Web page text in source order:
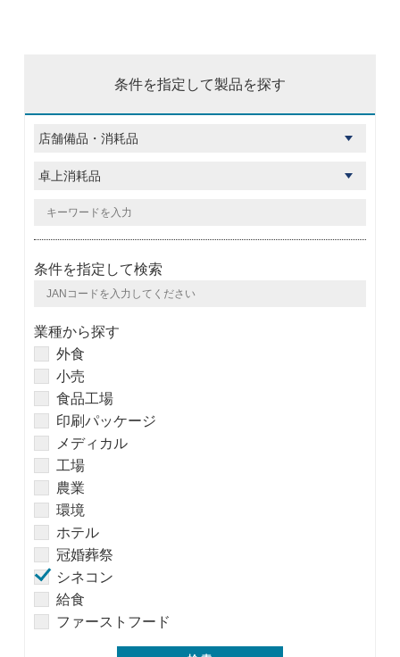
条件を指定して製品を探す
条件を指定して検索
業種から探す
外食
小売
食品工場
印刷パッケージ
メディカル
工場
農業
環境
ホテル
冠婚葬祭
シネコン
給食
ファーストフード